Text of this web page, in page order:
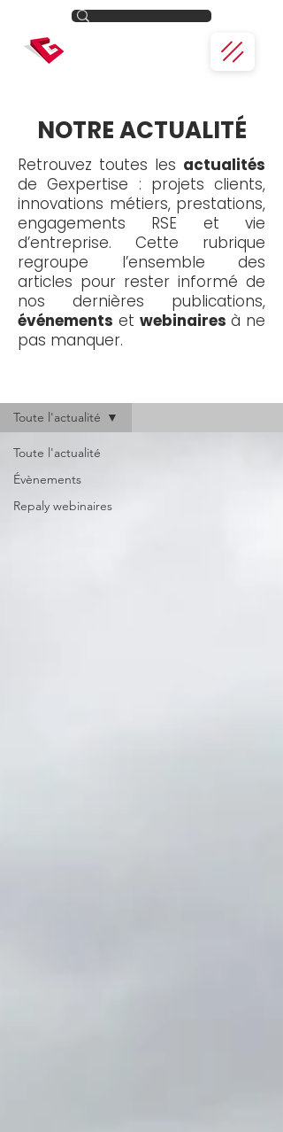
NOTRE ACTUALITÉ
Retrouvez toutes les actualités
de Gexpertise : projets clients,
innovations métiers, prestations,
engagements RSE et vie
d’entreprise. Cette rubrique
regroupe l’ensemble des
articles pour rester informé de
nos dernières publications,
événements et webinaires à ne
pas manquer.
Toute l'actualité
Évènements
Repaly webinaires
Toute l'actualité